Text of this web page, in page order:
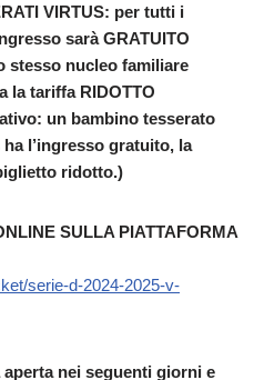
VIRTUS: per tutti i
sarà GRATUITO
stesso nucleo familiare
la tariffa RIDOTTO
un bambino tesserato
l’ingresso gratuito, la
ridotto.)
SULLA PIATTAFORMA
serie-d-2024-2025-v-
nei seguenti giorni e